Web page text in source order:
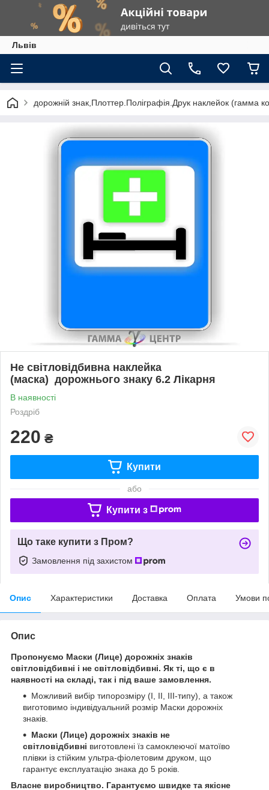
Львів
дорожній знак,Плоттер.Поліграфія.Друк наклейок (гамма
Не світловідбивна наклейка
(маска) дорожнього знаку 6.2 Лікарня
В наявності
Роздріб
220 ₴
Купити
або
Купити з
Що таке купити з Пром?
Замовлення під захистом
Опис Характеристики Доставка Оплата Умови
Опис
Пропонуємо Маски (Лице) дорожніх знаків
світловідбивні і не світловідбивні. Як ті, що є в
наявності на складі, так і під ваше замовлення.
Можливий вибір типорозміру (І, ІІ, ІІІ-типу), а також
виготовимо індивідуальний розмір Маски дорожніх
знаків.
Маски (Лице) дорожніх знаків не
світловідбивні виготовлені їз самоклеючої матоїво
плівки із стійким ультра-фіолетовим друком, що
гарантує експлуатацію знака до 5 років.
Власне виробництво. Гарантуємо швидке та якісне